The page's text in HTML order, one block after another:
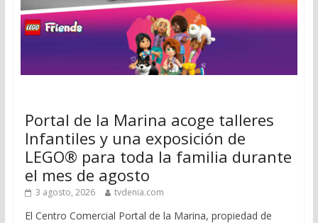
Portal de la Marina acoge talleres
Infantiles y una exposición de
LEGO® para toda la familia durante
el mes de agosto
3 agosto, 2026 tvdenia.com
El Centro Comercial Portal de la Marina, propiedad de